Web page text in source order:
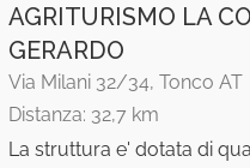
AGRITURISMO LA
GERARDO
Via Milani 32/34, Tonco AT
Distanza: 32,7 km
La struttura e' dotata di